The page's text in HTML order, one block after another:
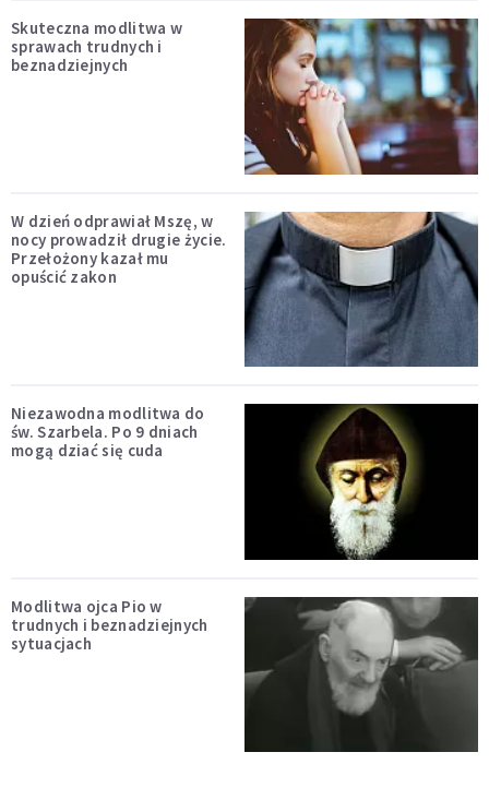
Skuteczna modlitwa w
sprawach trudnych i
beznadziejnych
W dzień odprawiał Mszę, w
nocy prowadził drugie życie.
Przełożony kazał mu
opuścić zakon
Niezawodna modlitwa do
św. Szarbela. Po 9 dniach
mogą dziać się cuda
Modlitwa ojca Pio w
trudnych i beznadziejnych
sytuacjach